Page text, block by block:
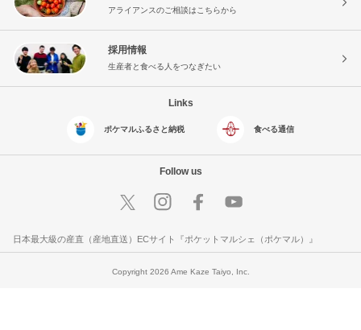
アライアンスのご相談はこちらから
採用情報
生産者と食べる人をつなぎたい
Links
ポケマルふるさと納税 食べる通信
Follow us
日本最大級の産直（産地直送）ECサイト『ポケットマルシェ（ポケマル）』
Copyright 2026 Ame Kaze Taiyo, Inc.